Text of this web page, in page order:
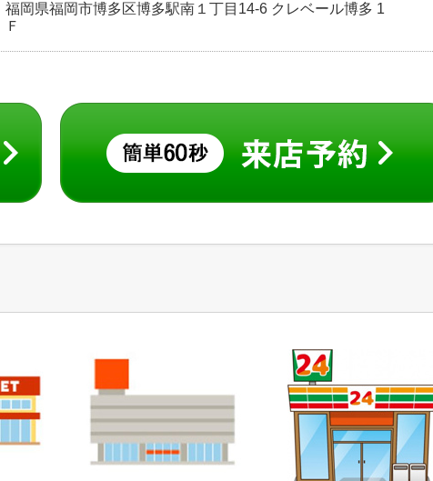
福岡県福岡市博多区博多駅南１丁目14-6 クレベール博多 1
Ｆ